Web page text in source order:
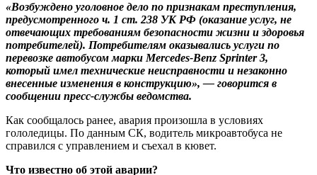
«Возбуждено уголовное дело по признакам преступления,
предусмотренного ч. 1 ст. 238 УК РФ (оказание услуг, не
отвечающих требованиям безопасности жизни и здоровья
потребителей). Потребителям оказывались услуги по
перевозке автобусом марки Mercedes-Benz Sprinter 3,
который имел технические неисправности и незаконно
внесенные изменения в конструкцию», — говорится в
сообщении пресс-службы ведомства.
Как сообщалось ранее, авария произошла в условиях
гололедицы. По данным СК, водитель микроавтобуса не
справился с управлением и съехал в кювет.
Что известно об этой аварии?